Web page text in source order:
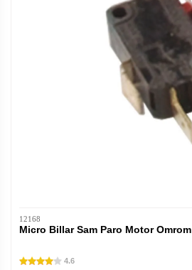
12168
Micro Billar Sam Paro Motor Omrom
4.6